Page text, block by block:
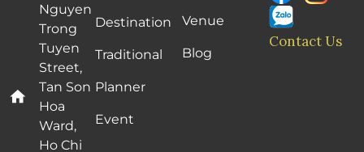
Nguyen
Trong
Tuyen
Street,
Tan Son
Hoa
Ward,
Ho Chi
Destination
Traditional
Planner
Event
Venue
Blog
Contact Us